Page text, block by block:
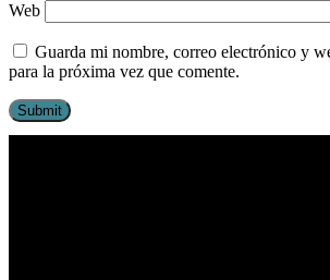
Web
Guarda mi nombre, correo electrónico y
para la próxima vez que comente.